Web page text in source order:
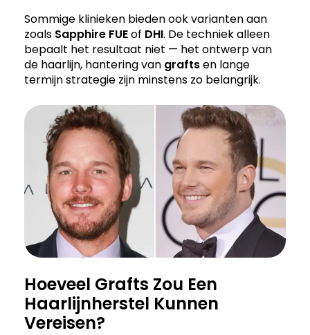
Sommige klinieken bieden ook varianten aan
zoals Sapphire FUEof DHI. De techniek alleen
bepaalt het resultaat niet — het ontwerp van
de haarlijn, hantering van graftsen lange
termijn strategie zijn minstens zo belangrijk.
Hoeveel Grafts Zou Een
Haarlijnherstel Kunnen
Vereisen?